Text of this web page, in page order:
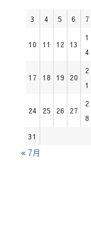
3
4 5 6 7
10 11 12 13
1
4
17 18 19 20
2
1
24 25 26 27
2
8
31
« 7月